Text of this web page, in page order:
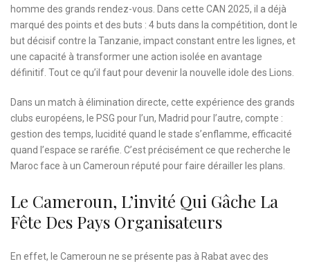
homme des grands rendez-vous. Dans cette CAN 2025, il a déjà
marqué des points et des buts : 4 buts dans la compétition, dont le
but décisif contre la Tanzanie, impact constant entre les lignes, et
une capacité à transformer une action isolée en avantage
définitif. Tout ce qu’il faut pour devenir la nouvelle idole des Lions.
Dans un match à élimination directe, cette expérience des grands
clubs européens, le PSG pour l’un, Madrid pour l’autre, compte :
gestion des temps, lucidité quand le stade s’enflamme, efficacité
quand l’espace se raréfie. C’est précisément ce que recherche le
Maroc face à un Cameroun réputé pour faire dérailler les plans.
Le Cameroun, L’invité Qui Gâche La
Fête Des Pays Organisateurs
En effet, le Cameroun ne se présente pas à Rabat avec des